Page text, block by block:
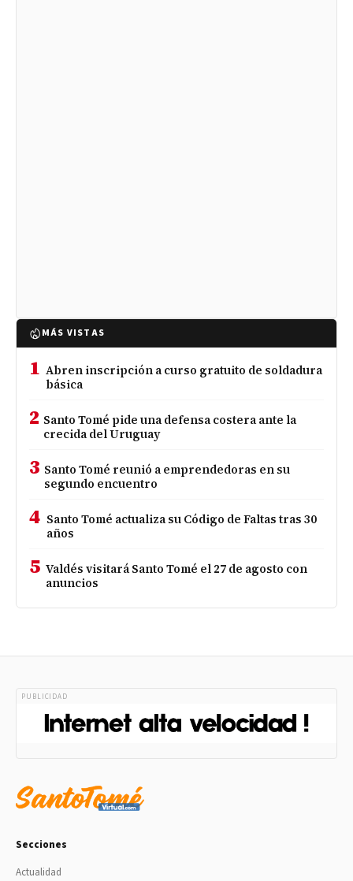
MÁS VISTAS
1 Abren inscripción a curso gratuito de soldadura
básica
2 Santo Tomé pide una defensa costera ante la
crecida del Uruguay
3 Santo Tomé reunió a emprendedoras en su
segundo encuentro
4 Santo Tomé actualiza su Código de Faltas tras 30
años
5 Valdés visitará Santo Tomé el 27 de agosto con
anuncios
PUBLICIDAD
Secciones
Actualidad